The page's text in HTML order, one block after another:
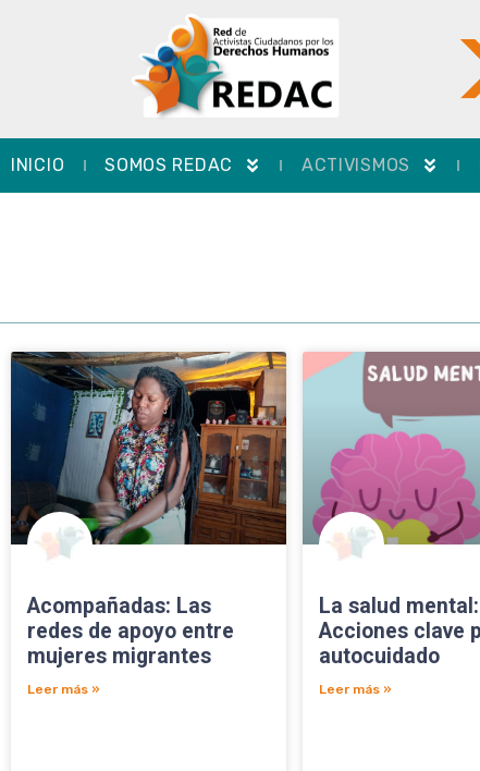
INICIO SOMOS REDAC ACTIVISMOS
Acompañadas: Las
redes de apoyo entre
mujeres migrantes
Leer más »
La salud mental:
Acciones clave
autocuidado
Leer más »